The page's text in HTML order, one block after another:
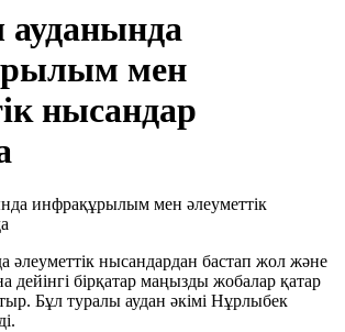
мен
нысандар
әлеуметтік нысандардан бастап жол және
бірқатар маңызды жобалар қатар
Бұл туралы аудан әкімі Нұрлыбек